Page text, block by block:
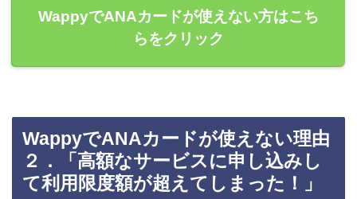
WappyでANAカードが使えない方はこち
らをクリック
WappyでANAカードが使えない理由
２．「高額なサービスに申し込みし
て利用限度額が超えてしまった！」